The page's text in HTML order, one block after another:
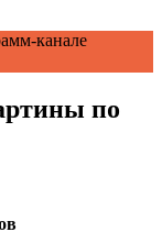
канале
по